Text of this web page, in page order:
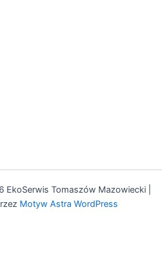
Tomaszów Mazowiecki |
Motyw Astra WordPress